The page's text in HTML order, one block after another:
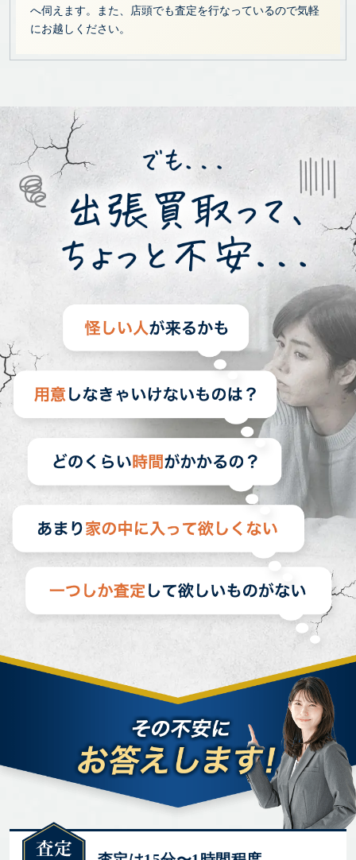
へ伺えます。また、店頭でも査定を行なっているので気軽
にお越しください。